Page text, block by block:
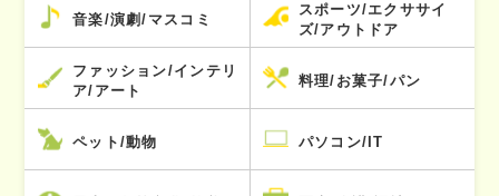
音楽/演劇/マスコミ
スポーツ/エクササイ
ズ/アウトドア
ファッション/インテリ
ア/アート
料理/お菓子/パン
ペット/動物 パソコン/IT